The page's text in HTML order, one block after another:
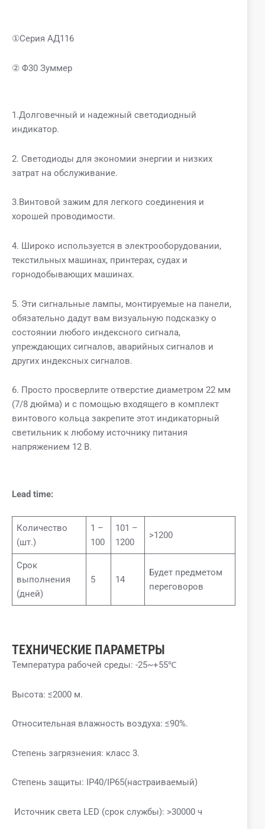
①Серия АД116
② Φ30 Зуммер
1.Долговечный и надежный светодиодный
индикатор.
2. Светодиоды для экономии энергии и низких
затрат на обслуживание.
3.Винтовой зажим для легкого соединения и
хорошей проводимости.
4. Широко используется в электрооборудовании,
текстильных машинах, принтерах, судах и
горнодобывающих машинах.
5. Эти сигнальные лампы, монтируемые на панели,
обязательно дадут вам визуальную подсказку о
состоянии любого индексного сигнала,
упреждающих сигналов, аварийных сигналов и
других индексных сигналов.
6. Просто просверлите отверстие диаметром 22 мм
(7/8 дюйма) и с помощью входящего в комплект
винтового кольца закрепите этот индикаторный
светильник к любому источнику питания
напряжением 12 В.
Lead time:
Количество
(шт.)
1 –
100
101 –
1200
>1200
Срок
выполнения
(дней)
5 14
Будет предметом
переговоров
ТЕХНИЧЕСКИЕ ПАРАМЕТРЫ
Температура рабочей среды: -25~+55℃
Высота: ≤2000 м.
Относительная влажность воздуха: ≤90%.
Степень загрязнения: класс 3.
Степень защиты: IP40/IP65(настраиваемый)
Источник света LED (срок службы): >30000 ч